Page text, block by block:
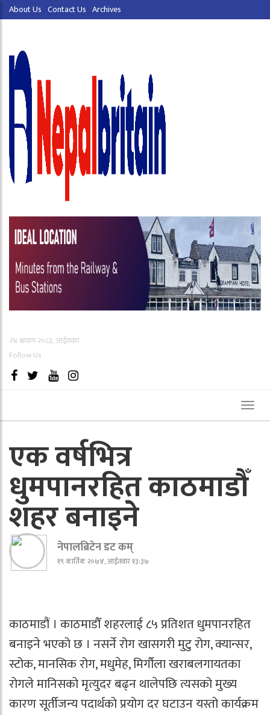
About Us Contact Us Archives
२४ श्रावण २०८३, आईतवार
Follow Us
एक वर्षभित्र
धुमपानरहित काठमाडौँ
शहर बनाइने
नेपालब्रिटेन डट कम्
१९ कार्तिक २०७४, आईतवार १३:३७
काठमाडौं । काठमाडौँ शहरलाई ८५ प्रतिशत धुमपानरहित
बनाइने भएको छ । नसर्ने रोग खासगरी मुटु रोग, क्यान्सर,
स्टोक, मानसिक रोग, मधुमेह, मिर्गौला खराबलगायतका
रोगले मानिसको मृत्युदर बढ्न थालेपछि त्यसको मुख्य
कारण सूर्तीजन्य पदार्थको प्रयोग दर घटाउन यस्तो कार्यक्रम